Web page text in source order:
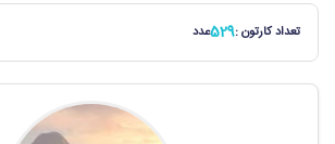
تعداد کارتون :529عدد